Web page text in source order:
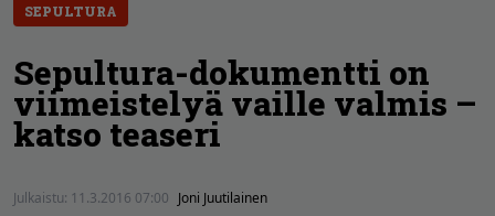
SEPULTURA
Sepultura-dokumentti on
viimeistelyä vaille valmis –
katso teaseri
Julkaistu: 11.3.2016 07:00 Joni Juutilainen